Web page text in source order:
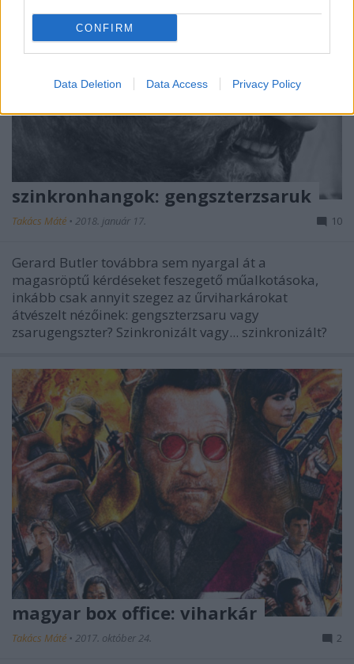
CONFIRM
Data Deletion Data Access Privacy Policy
szinkronhangok: gengszterzsaruk
Takács Máté • 2018. január 17. 10
Gerard Butler továbbra sem nyargal át a
magasröptű kérdéseket feszegető műalkotásoka,
inkább csak annyit szegez az űrviharkárokat
átvészelt nézőinek: gengszterzsaru vagy
zsarugengszter? Szinkronizált vagy... szinkronizált?
magyar box office: viharkár
Takács Máté • 2017. október 24. 2